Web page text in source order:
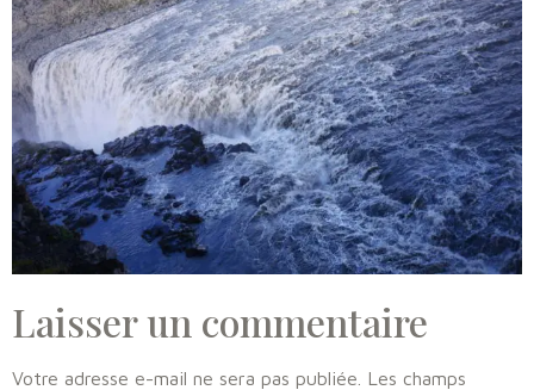
Laisser un commentaire
Votre adresse e-mail ne sera pas publiée. Les champs